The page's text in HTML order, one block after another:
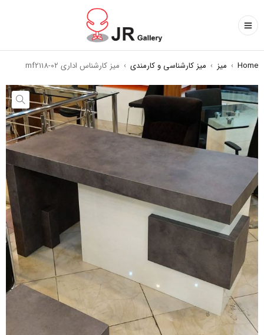
Home
› میز › میز کارشناسی و کارمندی › میز کارشناس اداری mf2118-02